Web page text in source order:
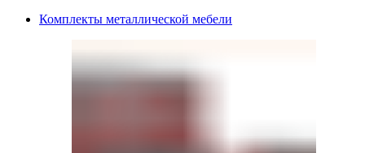
Комплекты металлической мебели